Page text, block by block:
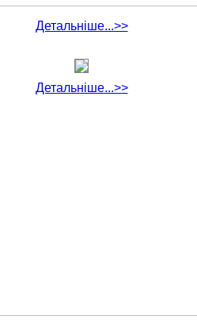
Детальніше...>>
Детальніше...>>